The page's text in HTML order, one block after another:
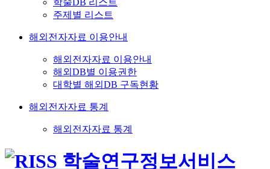
학술DB 리스트
주제별 리스트
해외전자자료 이용안내
해외전자자료 이용안내
해외DB별 이용권한
대학별 해외DB 구독현황
해외전자자료 통계
해외전자자료 통계